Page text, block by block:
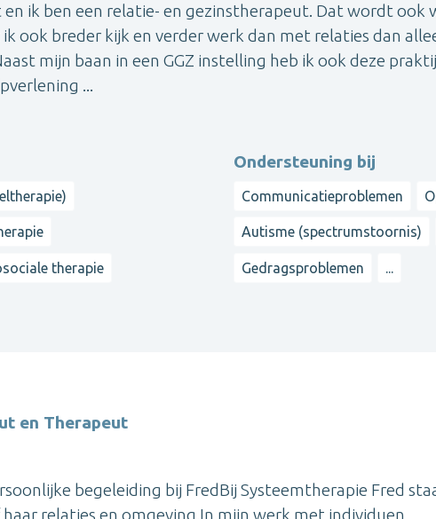
en ik ben een relatie- en gezinstherapeut. Dat wordt ook
ook breder kijk en verder werk dan met relaties dan
mijn baan in een GGZ instelling heb ik ook deze
...
therapie
Ondersteuning bij
Communicatieproblemen
Autisme (spectrumstoornis)
Gedragsproblemen ...
en Therapeut
begeleiding bij FredBij Systeemtherapie Fred
relaties en omgeving.In mijn werk met individuen,